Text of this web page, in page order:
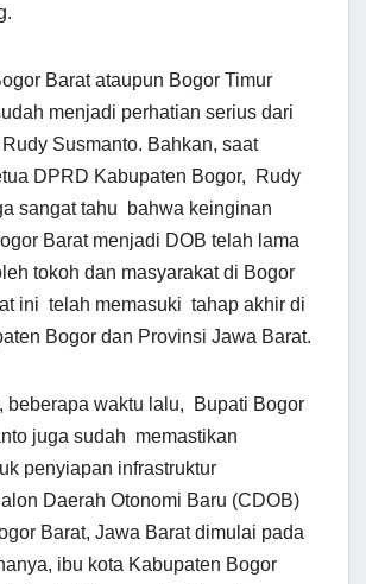
Barat ataupun Bogor Timur
menjadi perhatian serius dari
Susmanto. Bahkan, saat
DPRD Kabupaten Bogor, Rudy
sangat tahu bahwa keinginan
Barat menjadi DOB telah lama
tokoh dan masyarakat di Bogor
ini telah memasuki tahap akhir di
Bogor dan Provinsi Jawa Barat.
beberapa waktu lalu, Bupati Bogor
juga sudah memastikan
penyiapan infrastruktur
Daerah Oto­nomi Baru (CDOB)
Barat, Jawa Barat dimulai pada
ibu kota Kabupaten Bogor